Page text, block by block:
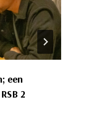
een
2